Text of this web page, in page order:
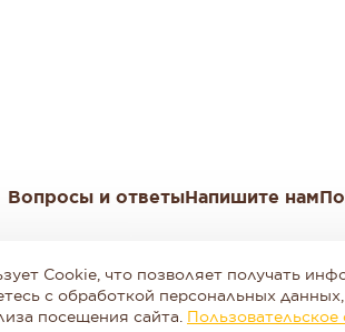
Вопросы и ответыНапишите нам
Телефон
Московская область,
Cookie, что позволяет получать
с обработкой персональных
посещения сайта.